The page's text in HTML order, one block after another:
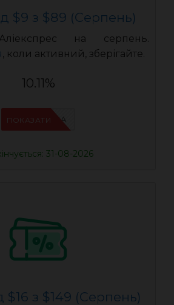
$9 з $89 (Серпень)
на серпень.
, коли активний, зберігайте.
10.11%
IFPN6ZUA
ПОКАЗАТИ
31-08-2026
з $149 (Серпень)